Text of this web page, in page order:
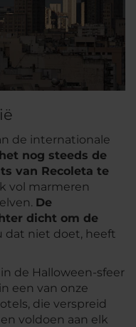
de internationale
nog steeds de
van Recoleta te
vol marmeren
De
dicht om de
dat niet doet, heeft
de Halloween-sfeer
een van onze
die verspreid
voldoen aan elk